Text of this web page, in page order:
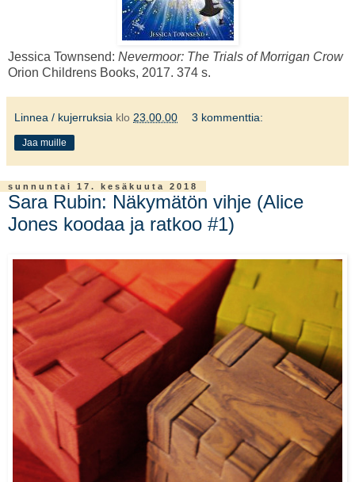
Jessica Townsend: Nevermoor: The Trials of Morrigan Crow
Orion Childrens Books, 2017. 374 s.
Linnea / kujerruksia klo 23.00.00 3 kommenttia:
Jaa muille
sunnuntai 17. kesäkuuta 2018
Sara Rubin: Näkymätön vihje (Alice
Jones koodaa ja ratkoo #1)